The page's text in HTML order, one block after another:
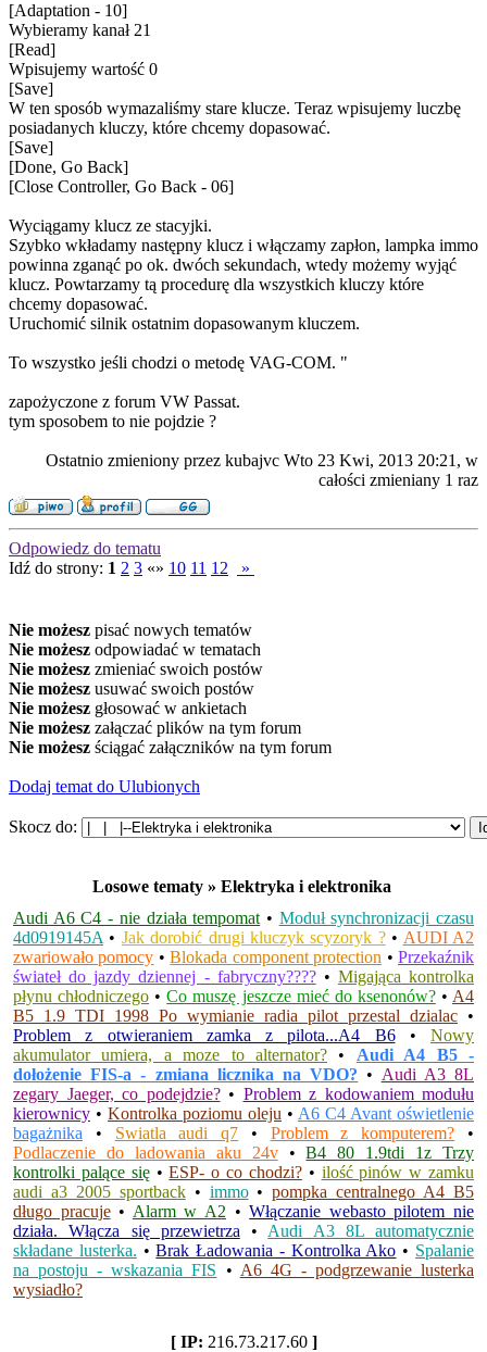
[Adaptation - 10]
Wybieramy kanał 21
[Read]
Wpisujemy wartość 0
[Save]
W ten sposób wymazaliśmy stare klucze. Teraz wpisujemy luczbę
posiadanych kluczy, które chcemy dopasować.
[Save]
[Done, Go Back]
[Close Controller, Go Back - 06]
Wyciągamy klucz ze stacyjki.
Szybko wkładamy następny klucz i włączamy zapłon, lampka immo
powinna zganąć po ok. dwóch sekundach, wtedy możemy wyjąć
klucz. Powtarzamy tą procedurę dla wszystkich kluczy które
chcemy dopasować.
Uruchomić silnik ostatnim dopasowanym kluczem.
To wszystko jeśli chodzi o metodę VAG-COM. "
zapożyczone z forum VW Passat.
tym sposobem to nie pojdzie ?
Ostatnio zmieniony przez kubajvc Wto 23 Kwi, 2013 20:21, w
całości zmieniany 1 raz
Odpowiedz do tematu
Idź do strony: 1 2 3 «» 10 11 12 »
Nie możesz pisać nowych tematów
Nie możesz odpowiadać w tematach
Nie możesz zmieniać swoich postów
Nie możesz usuwać swoich postów
Nie możesz głosować w ankietach
Nie możesz załączać plików na tym forum
Nie możesz ściągać załączników na tym forum
Dodaj temat do Ulubionych
Skocz do:
Losowe tematy » Elektryka i elektronika
Audi A6 C4 - nie działa tempomat • Moduł synchronizacji czasu
4d0919145A • Jak dorobić drugi kluczyk scyzoryk ?• AUDI A2
zwariowało pomocy •Blokada component protection •Przekaźnik
świateł do jazdy dziennej - fabryczny????• Migająca kontrolka
płynu chłodniczego •Co muszę jeszcze mieć do ksenonów?• A4
B5 1.9 TDI 1998 Po wymianie radia pilot przestal dzialac •
Problem z otwieraniem zamka z pilota...A4 B6• Nowy
akumulator umiera, a moze to alternator? • Audi A4 B5 -
dołożenie FIS-a - zmiana licznika na VDO? • Audi A3 8L
zegary Jaeger, co podejdzie?• Problem z kodowaniem modułu
kierownicy • Kontrolka poziomu oleju • A6 C4 Avant oświetlenie
bagażnika • Swiatla audi q7 • Problem z komputerem? •
Podlaczenie do ladowania aku 24v•B4 80 1.9tdi 1z Trzy
kontrolki palące się•ESP- o co chodzi?• ilość pinów w zamku
audi a3 2005 sportback• immo•pompka centralnego A4 B5
długo pracuje• Alarm w A2 •Włączanie webasto pilotem nie
działa. Włącza się przewietrza • Audi A3 8L automatycznie
składane lusterka. •Brak Ładowania - Kontrolka Ako • Spalanie
na postoju - wskazania FIS • A6 4G - podgrzewanie lusterka
wysiadło?
[ IP: 216.73.217.60 ]